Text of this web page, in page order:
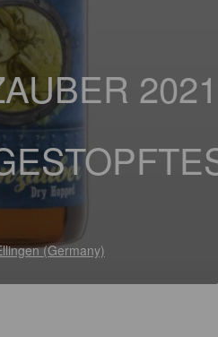
2021
(Germany)